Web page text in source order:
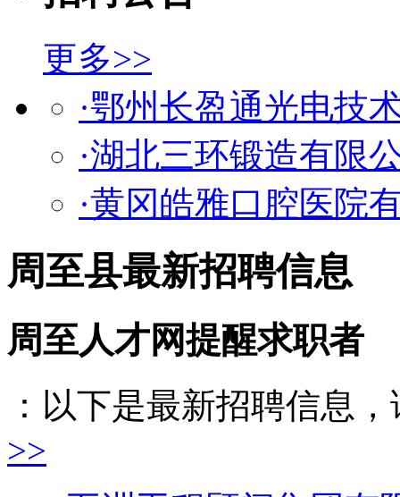
更多>>
·鄂州长盈通光电技
·湖北三环锻造有限
·黄冈皓雅口腔医院
周至县最新招聘信息
周至人才网提醒求职者
：以下是最新招聘信息
>>